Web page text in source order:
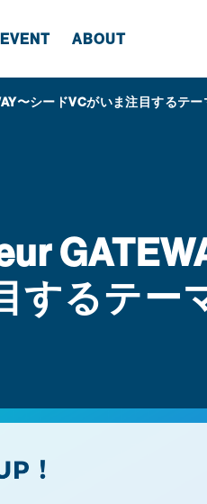
EVENT ABOUT
〜シードVCがいま注目するテー
するテー